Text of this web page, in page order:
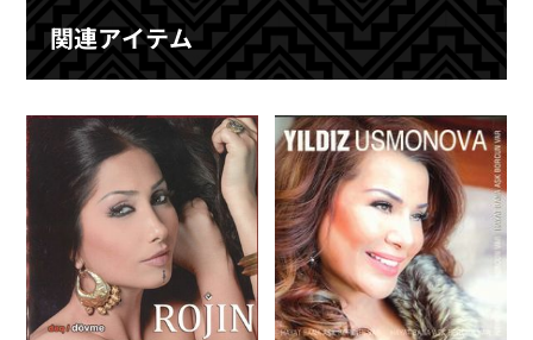
関連アイテム